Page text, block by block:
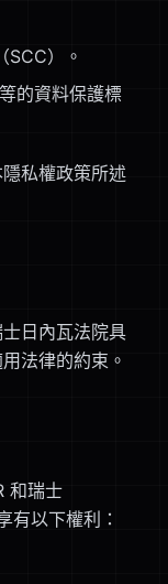
SCC）。
的資料保護標
私權政策所述
日內瓦法院具
法律的約束。
和瑞士
有以下權利：